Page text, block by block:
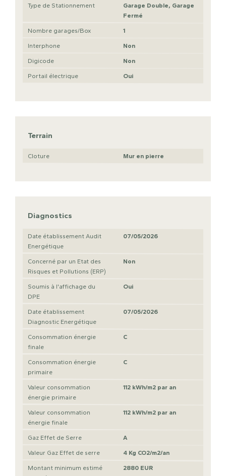
Type de Stationnement
Garage Double, Garage
Fermé
Nombre garages/Box 1
Interphone Non
Digicode Non
Portail électrique Oui
Terrain
Cloture Mur en pierre
Diagnostics
Date établissement Audit
Energétique
07/05/2026
Concerné par un Etat des
Risques et Pollutions (ERP)
Non
Soumis à l'affichage du
DPE
Oui
Date établissement
Diagnostic Energétique
07/05/2026
Consommation énergie
finale
C
Consommation énergie
primaire
C
Valeur consommation
énergie primaire
112 kWh/m2 par an
Valeur consommation
énergie finale
112 kWh/m2 par an
Gaz Effet de Serre A
Valeur Gaz Effet de serre 4 Kg CO2/m2/an
Montant minimum estimé
2880 EUR